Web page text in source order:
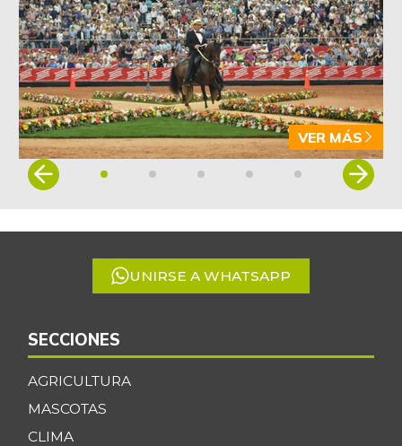
VER MÁS
Item
5
UNIRSE A WHATSAPP
SECCIONES
AGRICULTURA
MASCOTAS
CLIMA